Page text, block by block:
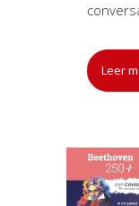
Leer